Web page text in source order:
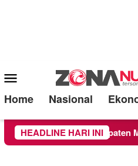
Mobile
Menu
Home Nasional
HEADLINE HARI INI
Kabupaten Malang, Kepala